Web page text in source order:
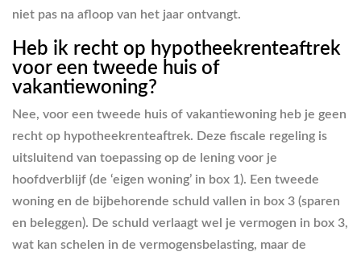
niet pas na afloop van het jaar ontvangt.
Heb ik recht op hypotheekrenteaftrek
voor een tweede huis of
vakantiewoning?
Nee, voor een tweede huis of vakantiewoning heb je geen
recht op hypotheekrenteaftrek. Deze fiscale regeling is
uitsluitend van toepassing op de lening voor je
hoofdverblijf (de ‘eigen woning’ in box 1). Een tweede
woning en de bijbehorende schuld vallen in box 3 (sparen
en beleggen). De schuld verlaagt wel je vermogen in box 3,
wat kan schelen in de vermogensbelasting, maar de